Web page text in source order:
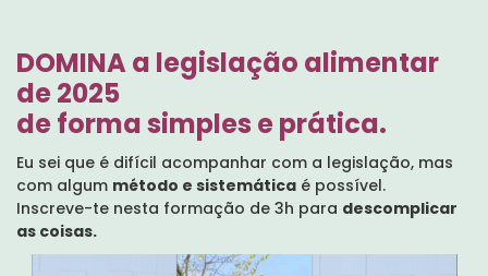
DOMINA a legislação alimentar
de 2025
de forma simples e prática.
Eu sei que é difícil acompanhar com a legislação, mas
com algum método e sistemática é possível.
Inscreve-te nesta formação de 3h para descomplicar
as coisas.